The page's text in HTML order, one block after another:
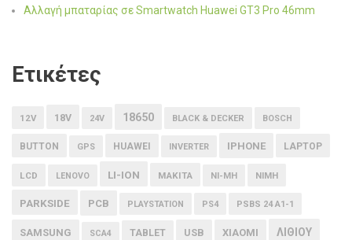
Αλλαγή μπαταρίας σε Smartwatch Huawei GT3 Pro 46mm
Ετικέτες
12V 18V 24V 18650 BLACK & DECKER BOSCH
BUTTON GPS HUAWEI INVERTER IPHONE LAPTOP
LCD LENOVO LI-ION MAKITA NI-MH NIMH
PARKSIDE PCB PLAYSTATION PS4 PSBS 24 A1-1
SAMSUNG SCA4 TABLET USB XIAOMI ΛΙΘΙΟΥ